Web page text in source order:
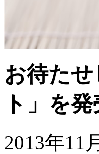
お待た
ト」を
2013年11